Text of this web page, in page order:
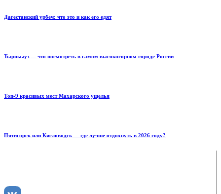
Дагестанский урбеч: что это и как его едят
Тырныауз — что посмотреть в самом высокогорном городе России
Топ-9 красивых мест Махарского ущелья
Пятигорск или Кисловодск — где лучше отдохнуть в 2026 году?